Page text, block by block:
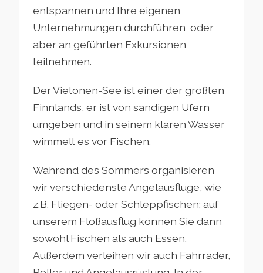
entspannen und Ihre eigenen
Unternehmungen durchführen, oder
aber an geführten Exkursionen
teilnehmen.
Der Vietonen-See ist einer der größten
Finnlands, er ist von sandigen Ufern
umgeben und in seinem klaren Wasser
wimmelt es vor Fischen.
Während des Sommers organisieren
wir verschiedenste Angelausflüge, wie
z.B. Fliegen- oder Schleppfischen; auf
unserem Floßausflug können Sie dann
sowohl Fischen als auch Essen.
Außerdem verleihen wir auch Fahrräder,